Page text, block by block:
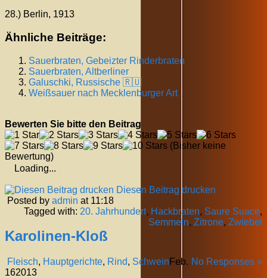
28.) Berlin, 1913
Ähnliche Beiträge:
Sauerbraten, Gebeizter Rinderbraten
Sauerbraten, Altberliner
Galuschki, Russische 🇷🇺
Weißsauer nach Mecklenburger Art
Bewerten Sie bitte den Beitrag
(Bisher keine
Bewertung)
Loading...
Diesen Beitrag drucken
Posted by admin at 11:18
Tagged with: 20. Jahrhundert, Hackbraten, Saure Suace,
Semmeln, Zitrone, Zwiebel
Karolinen-Kloß
Fleisch, Hauptgerichte, Rind, Schwein No Responses »
Feb.
162013